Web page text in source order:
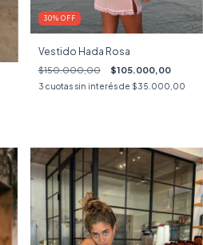
30% OFF
Vestido Hada Rosa
$150.000,00 $105.000,00
3 cuotas sin interés de $35.000,00